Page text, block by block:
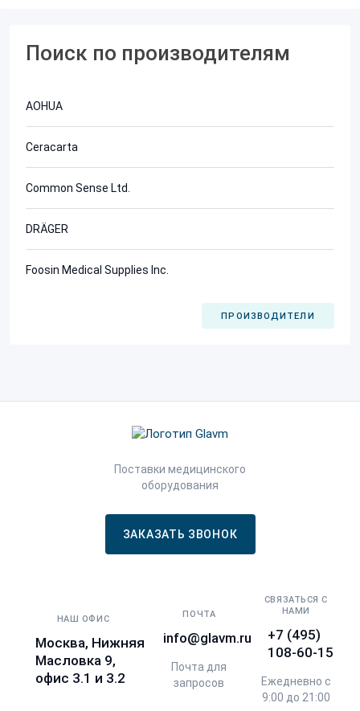
Поиск по производителям
AOHUA
Ceracarta
Common Sense Ltd.
DRÄGER
Foosin Medical Supplies Inc.
ПРОИЗВОДИТЕЛИ
Поставки медицинского
оборудования
ЗАКАЗАТЬ ЗВОНОК
НАШ ОФИС
Москва, Нижняя
Масловка 9,
офис 3.1 и 3.2
ПОЧТА
info@glavm.ru
Почта для
запросов
СВЯЗАТЬСЯ С
НАМИ
+7 (495)
108-60-15
Ежедневно с
9:00 до 21:00